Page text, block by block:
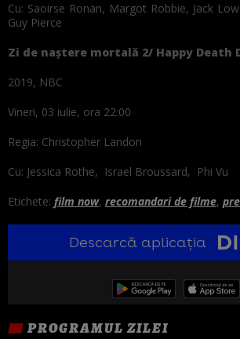
Cu: Saoirse Ronan, Margot Robbie, Jack
Guy Pierce
Zi de naştere mortală 2/ Happy Death
2019, NBC
Vineri, 03 iulie, ora 22:00
Regia: Christopher Landon
Cu: Jessica Rothe, Israel Broussard, Phi Vu
Etichete: film now, recomandari de filme,
Descarcă aplicația
PROGRAMUL ZILEI